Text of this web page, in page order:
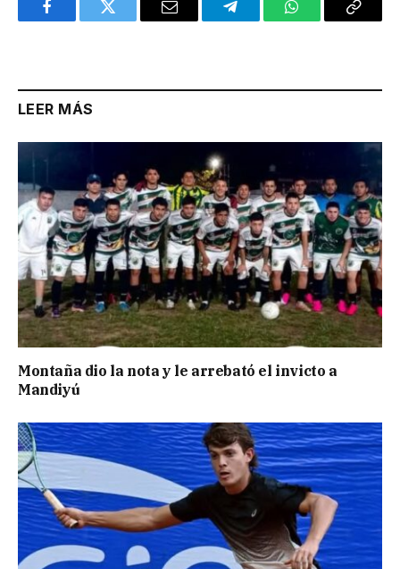
FacebookTwitter Email TelegramWhatsAppCopy
LEER MÁS
Montaña dio la nota y le arrebató el invicto a
Mandiyú